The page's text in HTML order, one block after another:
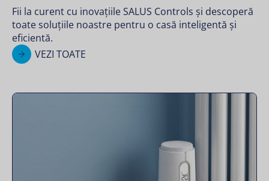
Fii la curent cu inovațiile SALUS Controls și descoperă
toate soluțiile noastre pentru o casă inteligentă și
eficientă.
VEZI TOATE